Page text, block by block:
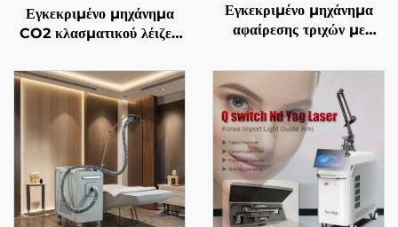
Εγκεκριμένο μηχάνημα
CO2 κλασματικού λέιζερ
MMDSAP
Εγκεκριμένο μηχάνημα
αφαίρεσης τριχών με
αντικαθιστώμενες επαφές,
600 W, 1200 W, 1800
W, 3000 W, και μήκη
κύματος 755 nm, 808
nm, 940 nm, 1064 nm,
σύμφωνα με τις
προδιαγραφές MDR, FDA,
MDSAP